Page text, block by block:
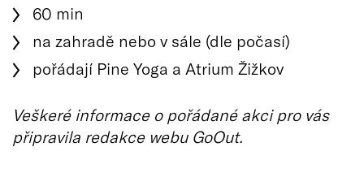
60 min
na zahradě nebo v sále (dle počasí)
pořádají Pine Yoga a Atrium Žižkov
Veškeré informace o pořádané akci pro vás
připravila redakce webu GoOut.